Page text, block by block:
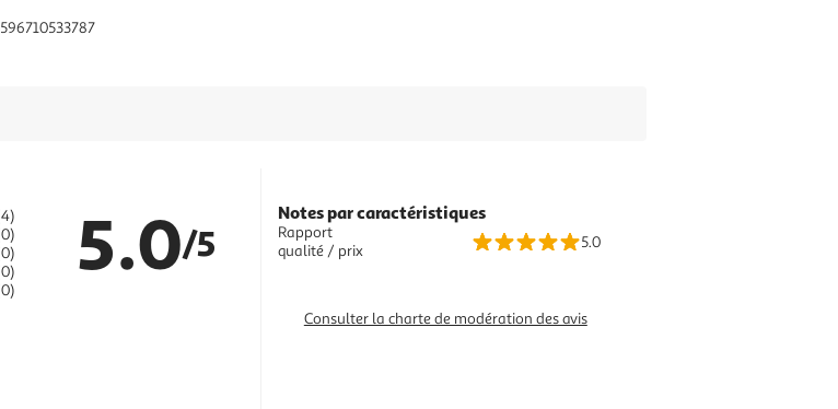
5.0/5
Notes par caractéristiques
Rapport
qualité / prix
5.0
Consulter la charte de modération des avis